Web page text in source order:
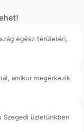
egész területén,
amikor megérkezik
Szegedi üzletünkben